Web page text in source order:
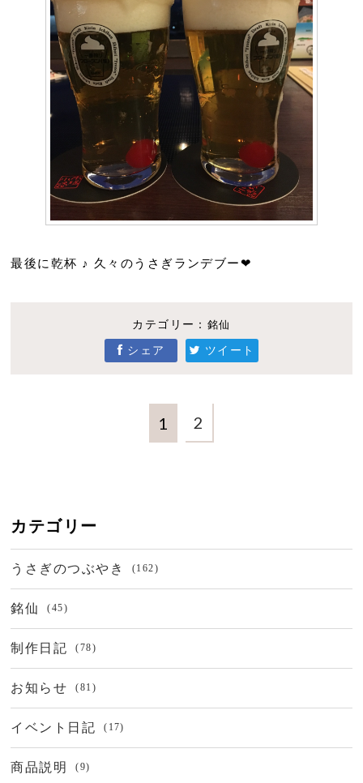
最後に乾杯 ♪ 久々のうさぎランデブー❤︎
カテゴリー： 銘仙
シェア ツイート
1 2
カテゴリー
うさぎのつぶやき (162)
銘仙 (45)
制作日記 (78)
お知らせ (81)
イベント日記 (17)
商品説明 (9)